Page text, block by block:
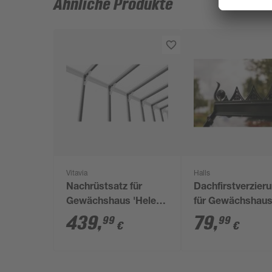
Ähnliche Produkte
Vitavia
Nachrüstsatz für
Gewächshaus 'Helena
10200' weiß
439,99 €
Halls
für Gewächshaus
'ICON 6' mit 4,9
79,99 €